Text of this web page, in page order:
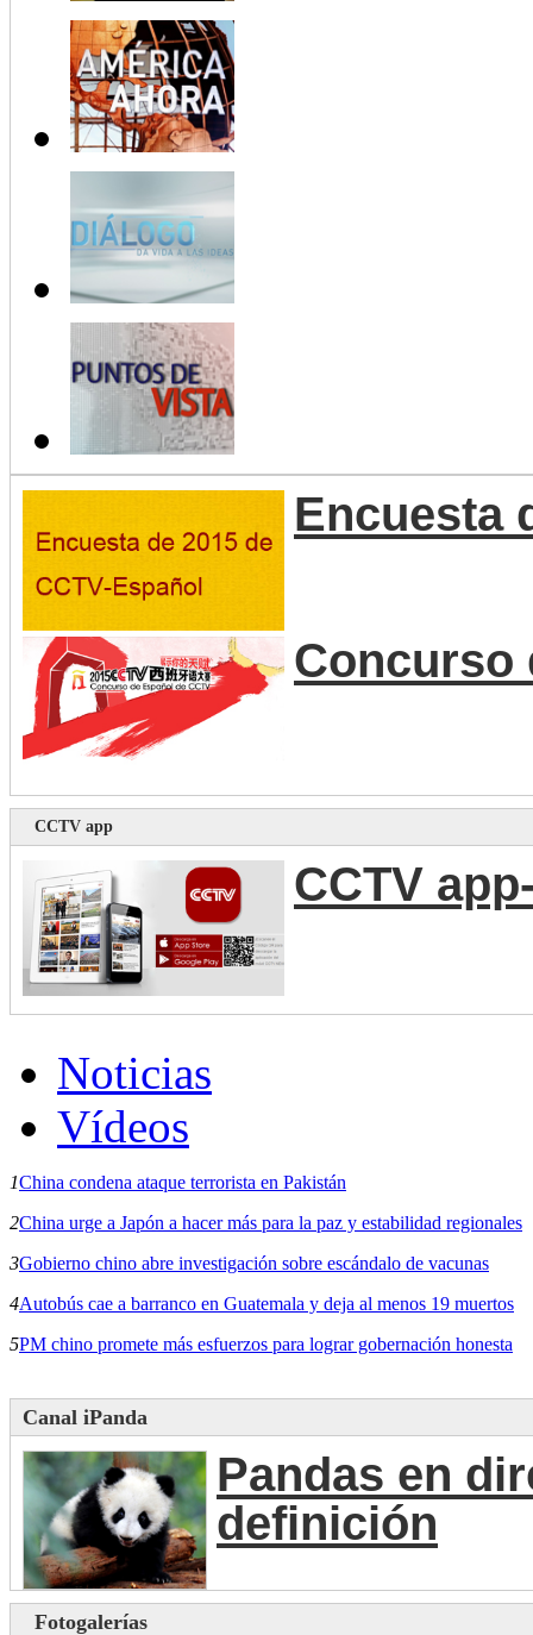
Encuesta
Concurso
CCTV app
CCTV
Noticias
Vídeos
1China condena ataque terrorista en Pakistán
2China urge a Japón a hacer más para la paz y estabilidad regionales
3Gobierno chino abre investigación sobre escándalo de vacunas
4Autobús cae a barranco en Guatemala y deja al menos 19 muertos
5PM chino promete más esfuerzos para lograr gobernación honesta
Canal iPanda
Pandas en
definición
Fotogalerías